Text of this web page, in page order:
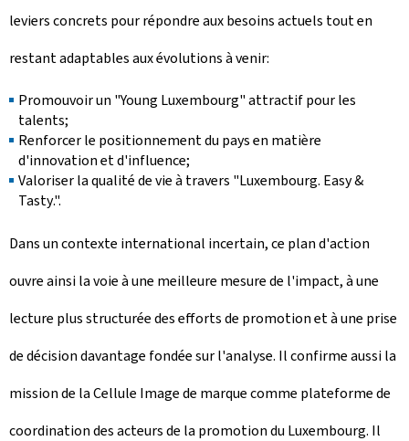
leviers concrets pour répondre aux besoins actuels tout en
restant adaptables aux évolutions à venir:
Promouvoir un "Young Luxembourg" attractif pour les
talents;
Renforcer le positionnement du pays en matière
d'innovation et d'influence;
Valoriser la qualité de vie à travers "Luxembourg. Easy &
Tasty.".
Dans un contexte international incertain, ce plan d'action
ouvre ainsi la voie à une meilleure mesure de l'impact, à une
lecture plus structurée des efforts de promotion et à une prise
de décision davantage fondée sur l'analyse. Il confirme aussi la
mission de la Cellule Image de marque comme plateforme de
coordination des acteurs de la promotion du Luxembourg. Il